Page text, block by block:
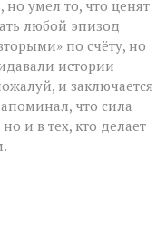
умел то, что ценят
любой эпизод
по счёту, но
истории
и заключается
что сила
и в тех, кто делает